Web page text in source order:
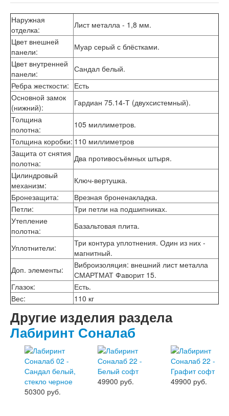
Лабиринт Пиано Смарт 2.0
Лабиринт Платинум
Лабиринт Полярис лайт
Лабиринт Роял
Лабиринт Сильвер
Лабиринт Сияна
Лабиринт Скайлаб
Лабиринт Скандия
Лабиринт Смартлаб
Лабиринт Соналаб
Лабиринт Термолайт
Лабиринт Трендо
Лабиринт Тундра Плюс
Лабиринт Урбан
Лабиринт Фрост
Лабиринт Шторм
Лабиринт Эволаб
Двери Про
Двери Интекрон
Интекрон Брайтон Антрацит
Интекрон Гектор
Интекрон Греция
Интекрон Италия
Интекрон Колизей
Интекрон Колизей Белый
Интекрон Неаполь
Интекрон Олимпия
Интекрон Премьера
Интекрон Профит
Интекрон Ронда
Интекрон Сицилия
Интекрон Спарта Белая
Интекрон Спарта Грей
Интекрон Термо
Интекрон Тетра
Интекрон Фараон
Интекрон Форте
Наружная
отделка:
Лист металла - 1,8 мм.
Цвет внешней
панели:
Муар серый с блёстками.
Цвет внутренней
панели:
Сандал белый.
Ребра жесткости: Есть
Основной замок
(нижний):
Гардиан 75.14-Т (двухсистемный).
Толщина
полотна:
105 миллиметров.
Толщина коробки: 110 миллиметров
Защита от снятия
полотна:
Два противосъёмных штыря.
Цилиндровый
механизм:
Ключ-вертушка.
Бронезащита:
Врезная броненакладка.
Петли:
Три петли на подшипниках.
Утепление
полотна: Базальтовая плита.
Уплотнители:
Три контура уплотнения. Один из них -
магнитный.
Доп. элементы:
Виброизоляция: внешний лист металла
СМАРТМАТ Фаворит 15.
Глазок:
Есть.
Вес: 110 кг
Другие изделия раздела
Лабиринт Соналаб
50300 руб.
49900 руб. 49900 руб.